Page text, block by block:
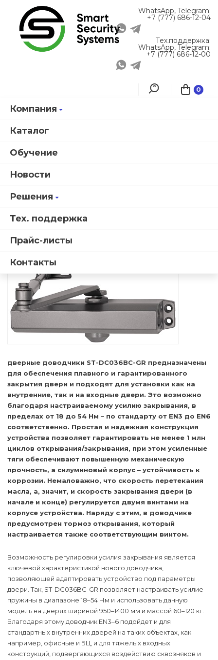
Компания
Каталог
Обучение
Новости
Решения
Тех. поддержка
Прайс-листы
Контакты
0
WhatsApp, Telegram:
+7 (777) 686-12-04
Тех.поддержка:
WhatsApp, Telegram:
+7 (777) 686-12-00
для входных и внутренних дверей
Линейку продуктов Smartec
пополнили универсальные
доводчики для входных и
внутренних дверей
31.03.2026
дверные доводчики ST-DC036BC-GR предназначены
для обеспечения плавного и гарантированного
закрытия двери и подходят для установки как на
внутренние, так и на входные двери. Это возможно
благодаря настраиваемому усилию закрывания, в
пределах от 18 до 54 Нм – по стандарту от EN3 до EN6
соответственно. Простая и надежная конструкция
устройства позволяет гарантировать не менее 1 млн
циклов открывания/закрывания, при этом усиленные
тяги обеспечивают повышенную механическую
прочность, а силуминовый корпус – устойчивость к
коррозии. Немаловажно, что скорость перетекания
масла, а, значит, и скорость закрывания двери (в
начале и конце) регулируется двумя винтами на
корпусе устройства. Наряду с этим, в доводчике
предусмотрен тормоз открывания, который
настраивается также соответствующим винтом.
Возможность регулировки усилия закрывания является
ключевой характеристикой нового доводчика,
позволяющей адаптировать устройство под параметры
двери. Так, ST-DC036BC-GR позволяет настраивать усилие
пружины в диапазоне 18–54 Нм и использовать данную
модель на дверях шириной 950–1400 мм и массой 60–120 кг.
Благодаря этому доводчик EN3–6 подойдет и для
стандартных внутренних дверей на таких объектах, как
например, офисные и БЦ, и для тяжелых входных
конструкций, подвергающихся воздействию сквозняков и